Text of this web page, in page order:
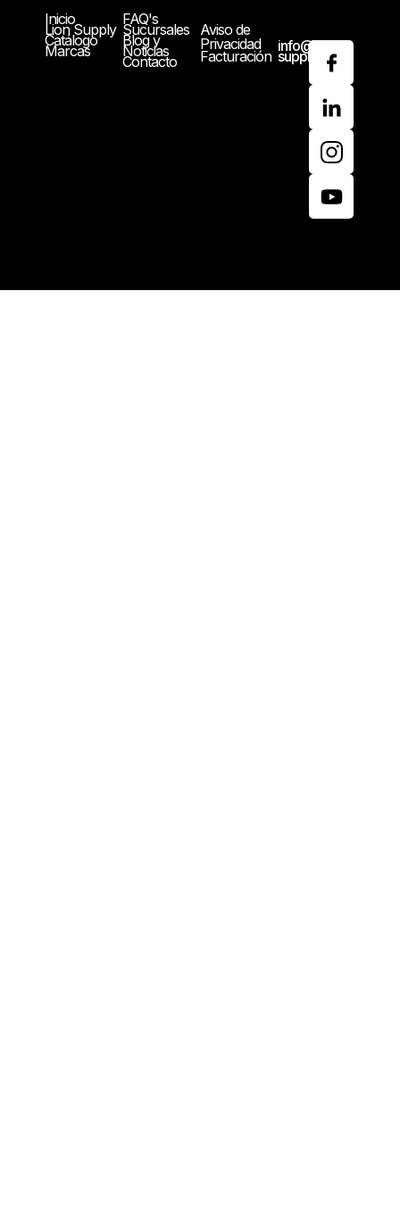
Inicio
Lion Supply
Catálogo
Marcas
FAQ's
Sucursales
Blog y
Noticias
Contacto
Aviso de
Privacidad
Facturación
info@lion-
supply.com